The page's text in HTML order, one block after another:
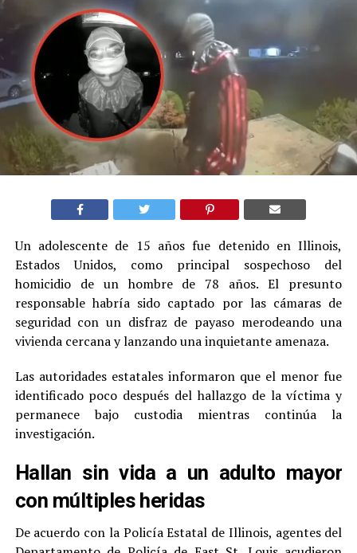
Un adolescente de 15 años fue detenido en Illinois,
Estados Unidos, como principal sospechoso del
homicidio de un hombre de 78 años. El presunto
responsable habría sido captado por las cámaras de
seguridad con un disfraz de payaso merodeando una
vivienda cercana y lanzando una inquietante amenaza.
Las autoridades estatales informaron que el menor fue
identificado poco después del hallazgo de la víctima y
permanece bajo custodia mientras continúa la
investigación.
Hallan sin vida a un adulto mayor
con múltiples heridas
De acuerdo con la Policía Estatal de Illinois, agentes del